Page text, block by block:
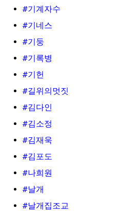
#기계자수
#기네스
#기둥
#기록병
#기헌
#길위의멋짓
#김다인
#김소정
#김재욱
#김포도
#나희원
#날개
#날개집조교